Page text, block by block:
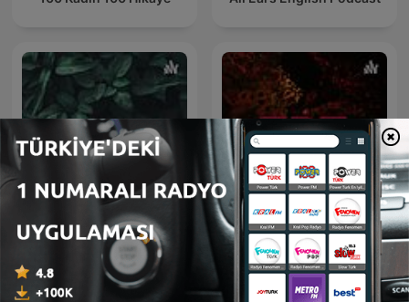
Classic TRT